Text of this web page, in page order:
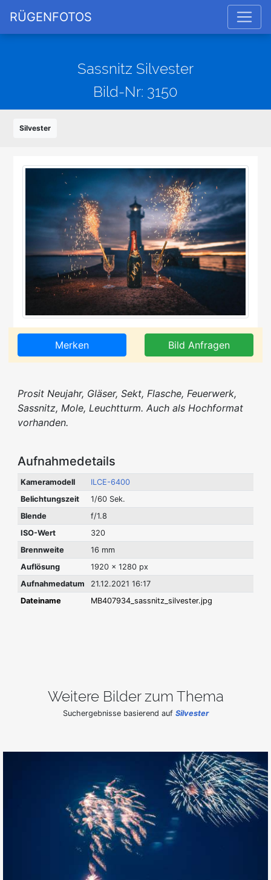
RÜGENFOTOS
Sassnitz Silvester
Bild-Nr: 3150
Silvester
Merken Bild Anfragen
Prosit Neujahr, Gläser, Sekt, Flasche, Feuerwerk,
Sassnitz, Mole, Leuchtturm. Auch als Hochformat
vorhanden.
Aufnahmedetails
Kameramodell
ILCE-6400
Belichtungszeit
1/60 Sek.
Blende
f/1.8
ISO-Wert
320
Brennweite
16 mm
Auflösung
1920 x 1280 px
Aufnahmedatum
21.12.2021 16:17
Dateiname
MB407934_sassnitz_silvester.jpg
Weitere Bilder zum Thema
Suchergebnisse basierend auf Silvester